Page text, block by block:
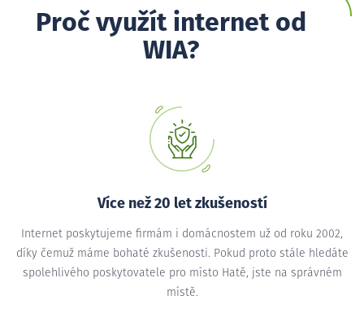
Proč využít internet od
WIA?
Více než 20 let zkušeností
Internet poskytujeme firmám i domácnostem už od roku 2002,
díky čemuž máme bohaté zkušenosti. Pokud proto stále hledáte
spolehlivého poskytovatele pro místo Hatě, jste na správném
místě.